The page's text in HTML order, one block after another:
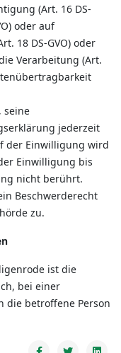
(Art. 16 DS-
oder auf
18 DS-GVO) oder
Verarbeitung (Art.
seine
jederzeit
der Einwilligung wird
Einwilligung bis
nicht berührt.
Beschwerderecht
zu.
ist die
bei einer
die betroffene Person